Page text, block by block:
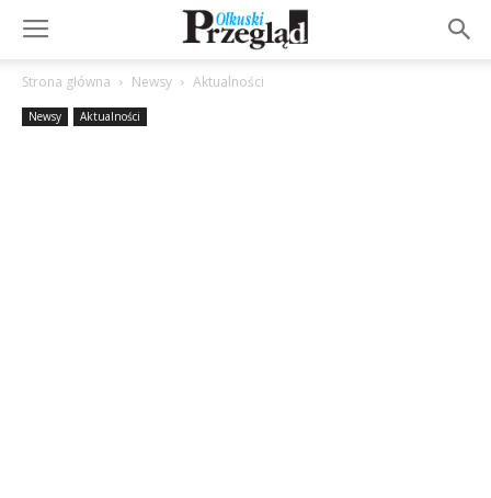
Strona główna Newsy Aktualności
Newsy Aktualności